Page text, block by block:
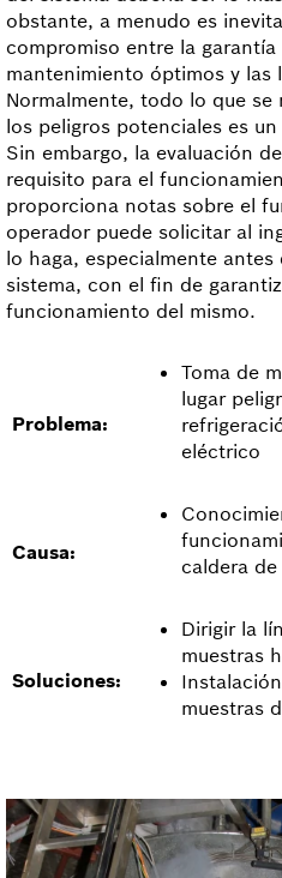
obstante, a menudo es
compromiso entre la
mantenimiento óptimos y las
Normalmente, todo lo que
los peligros potenciales es
Sin embargo, la evaluación
requisito para el
proporciona notas sobre el
operador puede solicitar al
lo haga, especialmente
sistema, con el fin de
funcionamiento del mismo.
Problema:
Toma de
lugar
eléctrico
Causa:
caldera
Soluciones:
Dirigir la
muestras
muestras